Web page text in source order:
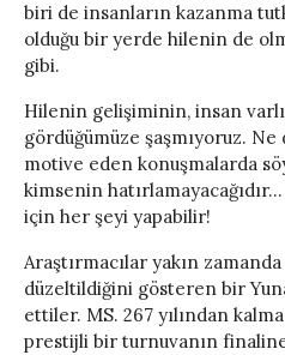
biri de insanların kazanma
olduğu bir yerde hilenin de
gibi.
Hilenin gelişiminin, insan
gördüğümüze şaşmıyoruz. Ne
motive eden konuşmalarda
kimsenin
için her şeyi yapabilir!
Araştırmacılar yakın
düzeltildiğini gösteren bir
ettiler. MS. 267 yılından kalma
prestijli bir turnuvanın